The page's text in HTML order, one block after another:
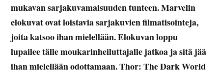
mukavan sarjakuvamaisuuden tunteen. Marvelin
elokuvat ovat loistavia sarjakuvien filmatisointeja,
joita katsoo ihan mielellään. Elokuvan loppu
lupailee tälle moukarinheiluttajalle jatkoa ja sitä jää
ihan mielellään odottamaan. Thor: The Dark World